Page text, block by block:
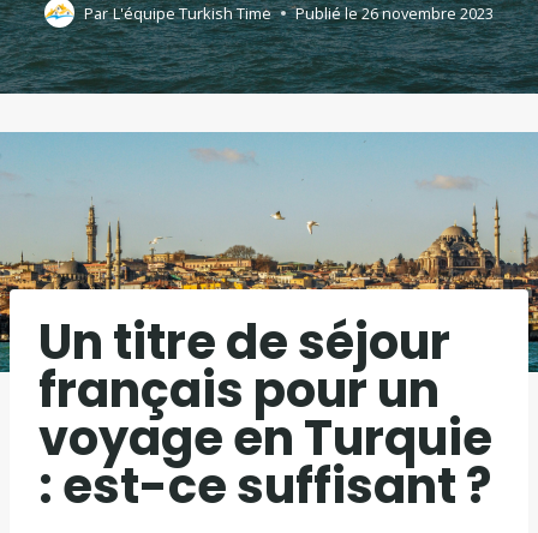
ParL'équipe Turkish Time Publié le26 novembre 2023
Un titre de séjour
français pour un
voyage en Turquie
: est-ce suffisant ?